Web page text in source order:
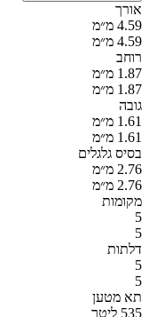
אורך
4.59 מ״מ
4.59 מ״מ
רוחב
1.87 מ״מ
1.87 מ״מ
גובה
1.61 מ״מ
1.61 מ״מ
בסיס גלגלים
2.76 מ״מ
2.76 מ״מ
מקומות
5
5
דלתות
5
5
תא מטען
535 ליטר